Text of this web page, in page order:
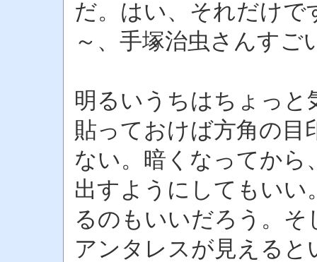
だ。はい、それだけで
～、手塚治虫さんすご
明るいうちはちょっと
貼っておけば方角の目
ない。暗くなってか
出すようにしてもいい
るのもいいだろう。
アンタレスが見えると